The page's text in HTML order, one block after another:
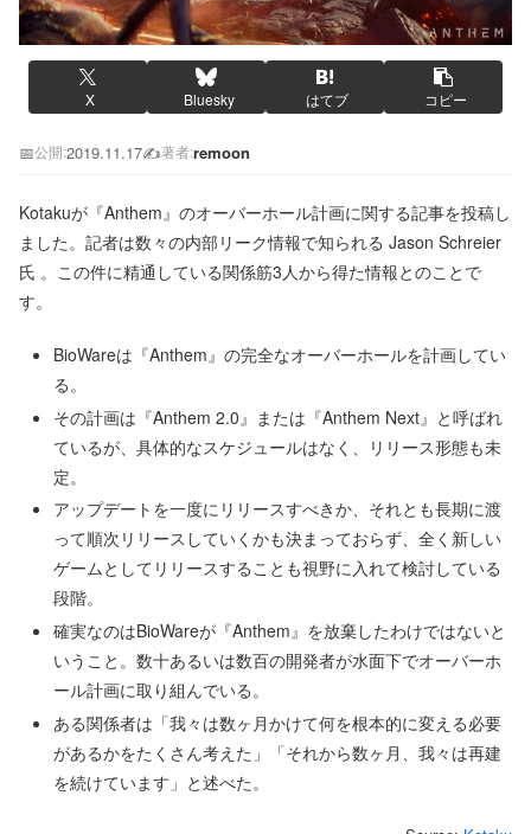
X Bluesky はてブ コピー
📅公開:2019.11.17✍️著者:remoon
Kotakuが『Anthem』のオーバーホール計画に関する記事を投稿し
ました。記者は数々の内部リーク情報で知られる Jason Schreier
氏 。この件に精通している関係筋3人から得た情報とのことで
す。
BioWareは『Anthem』の完全なオーバーホールを計画してい
る。
その計画は『Anthem 2.0』または『Anthem Next』と呼ばれ
ているが、具体的なスケジュールはなく、リリース形態も未
定。
アップデートを一度にリリースすべきか、それとも長期に渡
って順次リリースしていくかも決まっておらず、全く新しい
ゲームとしてリリースすることも視野に入れて検討している
段階。
確実なのはBioWareが『Anthem』を放棄したわけではないと
いうこと。数十あるいは数百の開発者が水面下でオーバーホ
ール計画に取り組んでいる。
ある関係者は「我々は数ヶ月かけて何を根本的に変える必要
があるかをたくさん考えた」「それから数ヶ月、我々は再建
を続けています」と述べた。